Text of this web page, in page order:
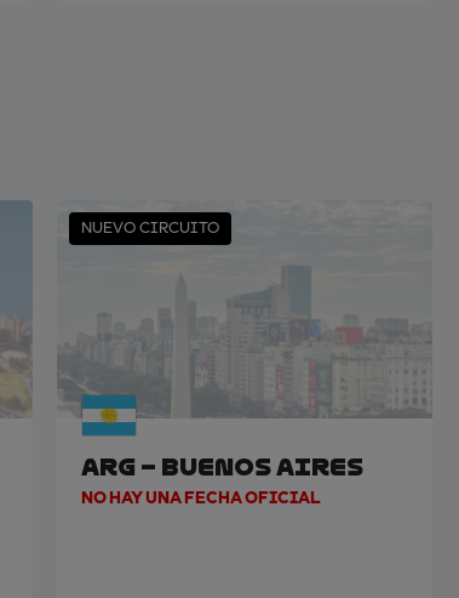
NUEVO CIRCUITO
ARG – BUENOS AIRES
NO HAY UNA FECHA OFICIAL